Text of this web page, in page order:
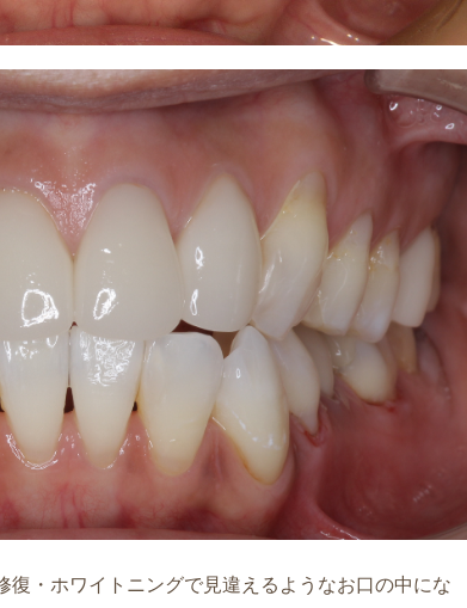
復・ホワイトニングで見違えるようなお口の中にな